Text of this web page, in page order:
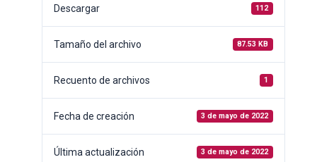
Descargar 112
Tamaño del archivo 87.53 KB
Recuento de archivos 1
Fecha de creación 3 de mayo de 2022
Última actualización 3 de mayo de 2022